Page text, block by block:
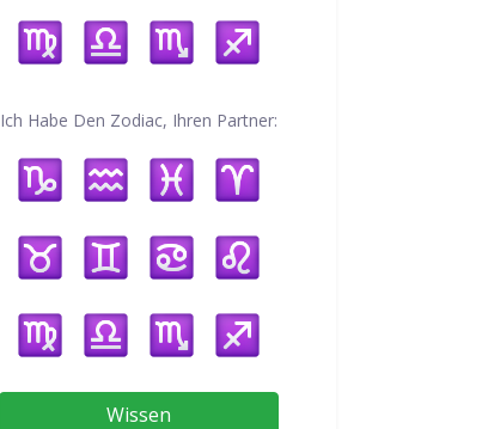
Ich Habe Den Zodiac, Ihren Partner:
Wissen